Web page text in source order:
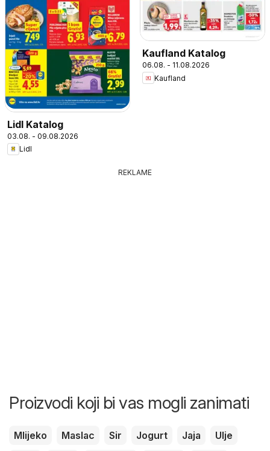
Lidl Katalog
03.08. - 09.08.2026
Lidl
Kaufland Katalog
06.08. - 11.08.2026
Kaufland
REKLAME
Proizvodi koji bi vas mogli zanimati
Mlijeko Maslac Sir Jogurt Jaja
Ulje